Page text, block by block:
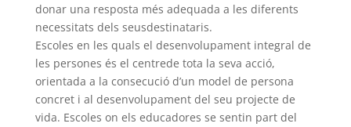
donar una resposta més adequada a les diferents
necessitats dels seusdestinataris.
Escoles en les quals el desenvolupament integral de
les persones és el centrede tota la seva acció,
orientada a la consecució d’un model de persona
concret i al desenvolupament del seu projecte de
vida. Escoles on els educadores se sentin part del